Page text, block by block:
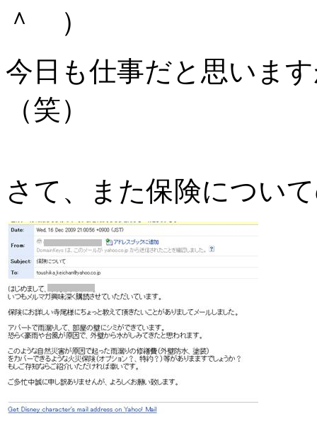
＾ ）
今日も仕事だと思いま
（笑）
さて、また保険につい